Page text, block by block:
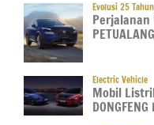
Evolusi 25 Tahun
Perjalanan
Electric Vehicle
Mobil